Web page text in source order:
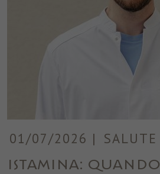
01/07/2026 | SALUTE
Istamina: quando